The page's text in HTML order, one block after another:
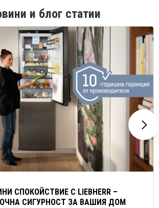
и блог статии
СПОКОЙСТВИЕ С LIEBHERR –
СИГУРНОСТ ЗА ВАШИЯ ДОМ